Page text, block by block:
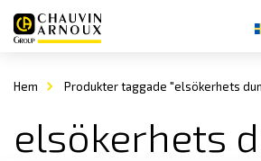
Hem Produkter taggade "elsökerhets
elsökerhets